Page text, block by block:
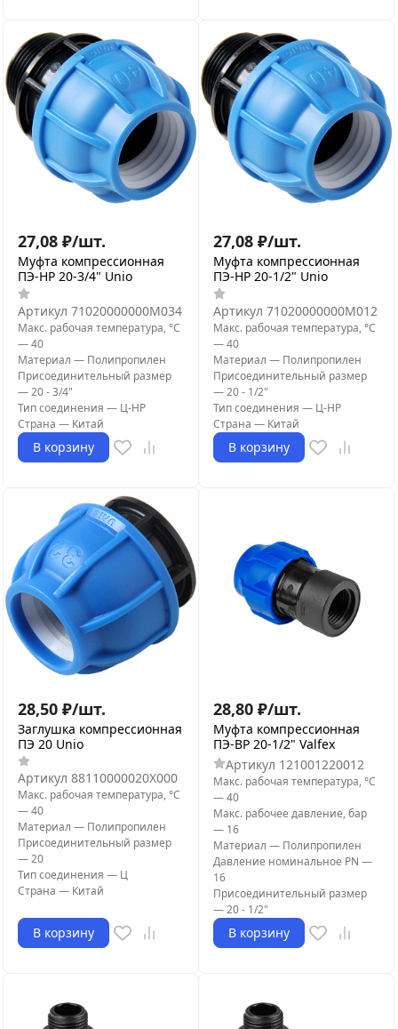
27,08 ₽/шт.
Муфта компрессионная
ПЭ-НР 20-3/4" Unio
Артикул 71020000000M034
Макс. рабочая температура, °С
—40
Материал — Полипропилен
Присоединительный размер
—20 - 3/4"
Тип соединения — Ц-НР
Страна — Китай
В корзину
27,08 ₽/шт.
Муфта компрессионная
ПЭ-НР 20-1/2" Unio
Артикул 71020000000M012
Макс. рабочая температура, °С
—40
Материал — Полипропилен
Присоединительный размер
—20 - 1/2"
Тип соединения — Ц-НР
Страна — Китай
В корзину
28,50 ₽/шт.
Заглушка компрессионная
ПЭ 20 Unio
Артикул 88110000020X000
Макс. рабочая температура, °С
—40
Материал — Полипропилен
Присоединительный размер
—20
Тип соединения — Ц
Страна — Китай
В корзину
28,80 ₽/шт.
Муфта компрессионная
ПЭ-ВР 20-1/2" Valfex
Артикул 121001220012
Макс. рабочая температура, °С
—40
Макс. рабочее давление, бар
— 16
Материал — Полипропилен
Давление номинальное PN —
16
Присоединительный размер
—20 - 1/2"
В корзину